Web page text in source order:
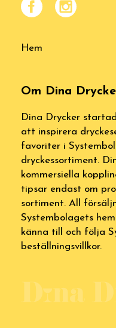
Hem
Om Dina
Dina Drycker
att inspirera
favoriter i
dryckessortiment.
kommersiella
tipsar endast om
sortiment. All
Systembolagets
känna till och följa
beställningsvillkor.